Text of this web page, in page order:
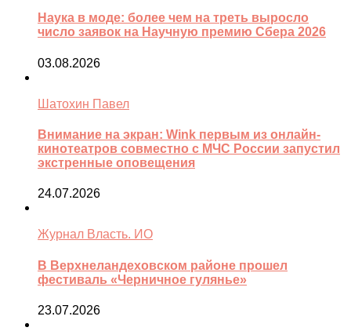
Наука в моде: более чем на треть выросло
число заявок на Научную премию Сбера 2026
03.08.2026
Шатохин Павел
Внимание на экран: Wink первым из онлайн-
кинотеатров совместно с МЧС России запустил
экстренные оповещения
24.07.2026
Журнал Власть. ИО
В Верхнеландеховском районе прошел
фестиваль «Черничное гулянье»
23.07.2026